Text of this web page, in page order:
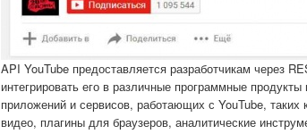
API YouTube предоставляется разработчикам через
интегрировать его в различные программные
приложений и сервисов, работающих с YouTube,
видео, плагины для браузеров, аналитические